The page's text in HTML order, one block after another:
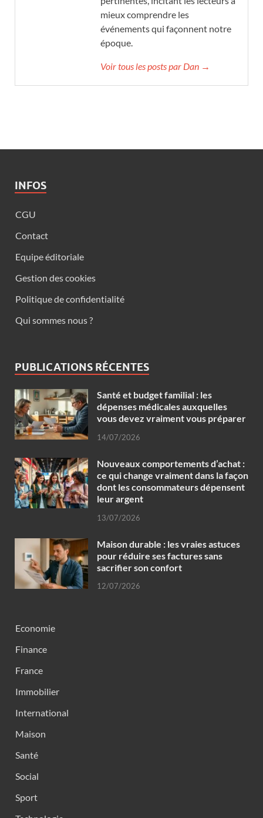
mieux comprendre les
événements qui façonnent notre
époque.
Voir tous les posts par Dan →
INFOS
CGU
Contact
Equipe éditoriale
Gestion des cookies
Politique de confidentialité
Qui sommes nous ?
PUBLICATIONS RÉCENTES
Santé et budget familial : les
dépenses médicales auxquelles
vous devez vraiment vous préparer
14/07/2026
Nouveaux comportements d’achat :
ce qui change vraiment dans la façon
dont les consommateurs dépensent
leur argent
13/07/2026
Maison durable : les vraies astuces
pour réduire ses factures sans
sacrifier son confort
12/07/2026
Economie
Finance
France
Immobilier
International
Maison
Santé
Social
Sport